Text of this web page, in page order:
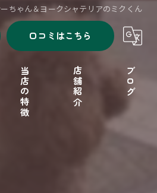
ちゃん＆ヨークシャテリアのミクくん
口コミはこちら
当店の特徴 店舗紹介 ブログ